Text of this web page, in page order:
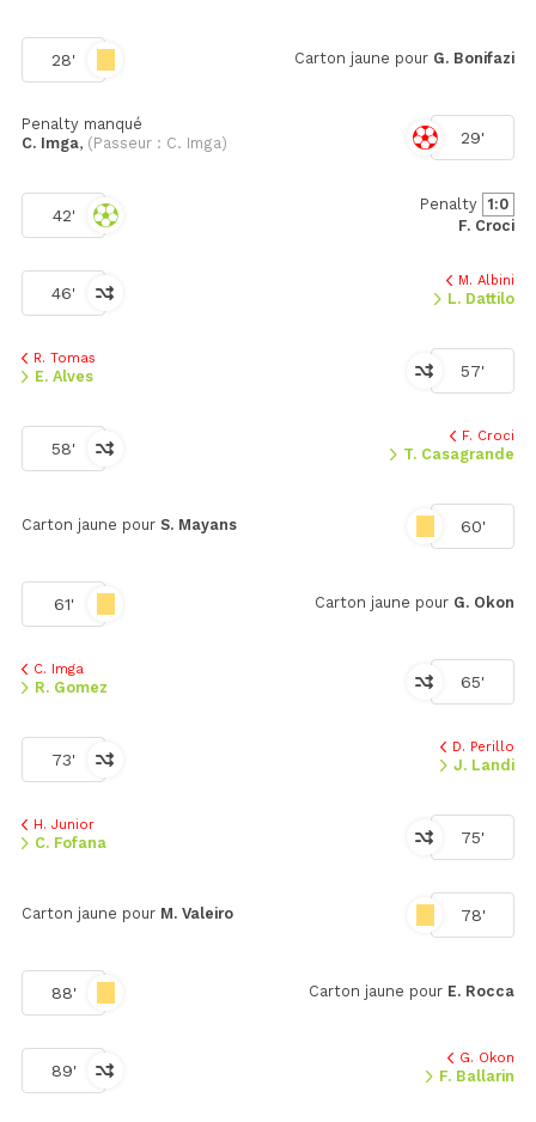
28' Carton jaune pour G. Bonifazi
29'
Penalty manqué
C. Imga, (Passeur : C. Imga)
42'
Penalty 1:0
F. Croci
46'
M. Albini
L. Dattilo
57'
R. Tomas
E. Alves
58'
F. Croci
T. Casagrande
60'
Carton jaune pour S. Mayans
61' Carton jaune pour G. Okon
65'
C. Imga
R. Gomez
73'
D. Perillo
J. Landi
75'
H. Junior
C. Fofana
78'
Carton jaune pour M. Valeiro
88' Carton jaune pour E. Rocca
89'
G. Okon
F. Ballarin